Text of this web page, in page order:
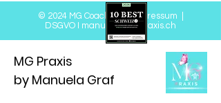
© 2024 MG Coaching |Impressum
DSGVO I manuela@mgpraxis.ch
MG Praxis
by Manuela Graf